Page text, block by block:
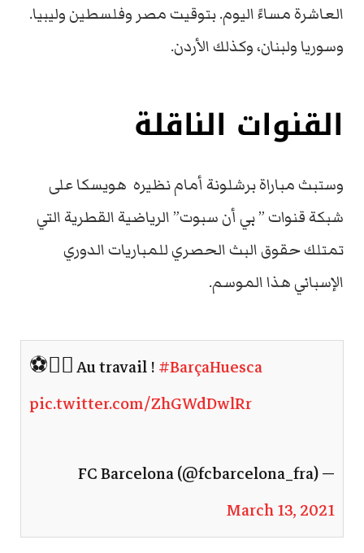
العاشرة مساءً اليوم. بتوقيت مصر وفلسطين وليبيا.
وسوريا ولبنان، وكذلك الأردن.
القنوات الناقلة
وستبث مباراة برشلونة أمام نظيره هويسكا على
شبكة قنوات ” بي أن سبوت” الرياضية القطرية التي
تمتلك حقوق البث الحصري للمباريات الدوري
الإسباني هذا الموسم.
⚽🏋️‍♂️ Au travail !#BarçaHuesca
pic.twitter.com/ZhGWdDwlRr
— FC Barcelona (@fcbarcelona_fra)
March 13, 2021